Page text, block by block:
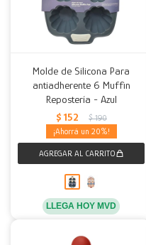
Molde de Silicona Para
antiadherente 6 Muffin
Repostería - Azul
$ 152 $ 190
20
LLEGA HOY MVD